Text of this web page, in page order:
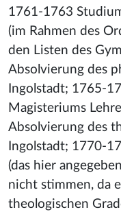
1761-1763
(im Rahmen des
den Listen des
Absolvierung des
Ingolstadt; 1765-
Magisteriums
Absolvierung des
Ingolstadt; 1770-
(das hier
nicht stimmen, da
theologischen